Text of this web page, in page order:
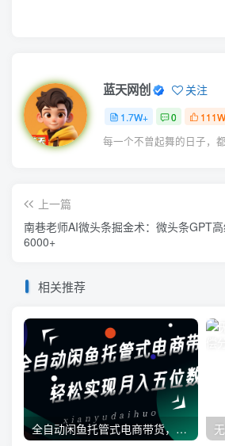
蓝天网创 关注
1.7W+ 0
每一个不曾起舞的日子，
上一篇
南巷老师AI微头条掘金术：微头条GPT
6000+
相关推荐
全自动闲鱼托管式电商带货，一部手机和一个闲鱼号就可以开干，轻松实现月入五位数